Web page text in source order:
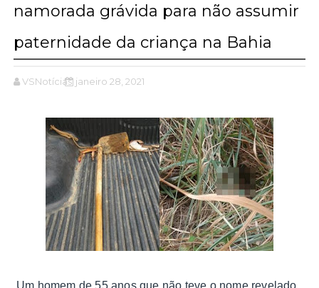
namorada grávida para não assumir
paternidade da criança na Bahia
VSNotícias janeiro 28, 2021
Um homem de 55 anos que não teve o nome revelado